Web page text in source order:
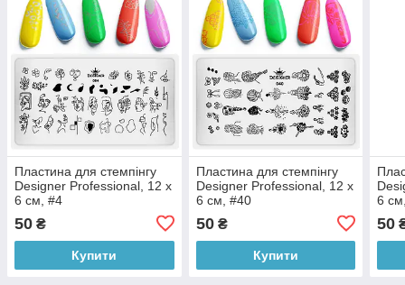
Пластина для стемпінгу
Designer Professional, 12 х
6 см, #4
50 ₴
Купити
Пластина для стемпінгу
Designer Professional, 12 х
6 см, #40
50₴
Купити
6
50